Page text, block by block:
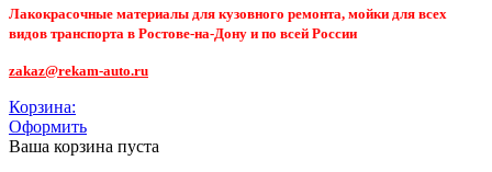
Лакокрасочные материалы для кузовного ремонта, мойки для всех
видов транспорта в Ростове-на-Дону и по всей России
zakaz@rekam-auto.ru
Корзина:
Оформить
Ваша корзина пуста